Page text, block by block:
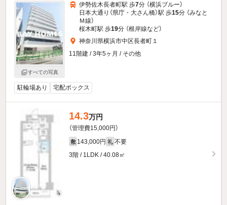
すべての写真
伊勢佐木長者町駅 歩7分 （横浜ブルー）
日本大通り（県庁・大さん橋）駅 歩15分 （みなと
Ｍ線）
桜木町駅 歩19分 （根岸線など）
神奈川県横浜市中区長者町１
11階建 / 3年5ヶ月 / その他
駐輪場あり 宅配ボックス
14.3万円
（管理費15,000円）
敷 143,000円 礼 不要
3階 / 1LDK / 40.08㎡